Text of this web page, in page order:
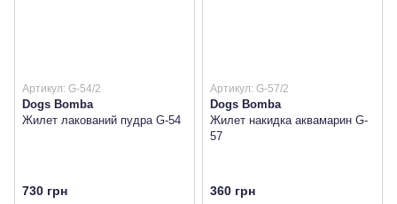
Артикул: G-54/2
Dogs Bomba
Жилет лакований пудра G-54
730 грн
Артикул: G-57/2
Dogs Bomba
Жилет накидка аквамарин G-
57
360 грн